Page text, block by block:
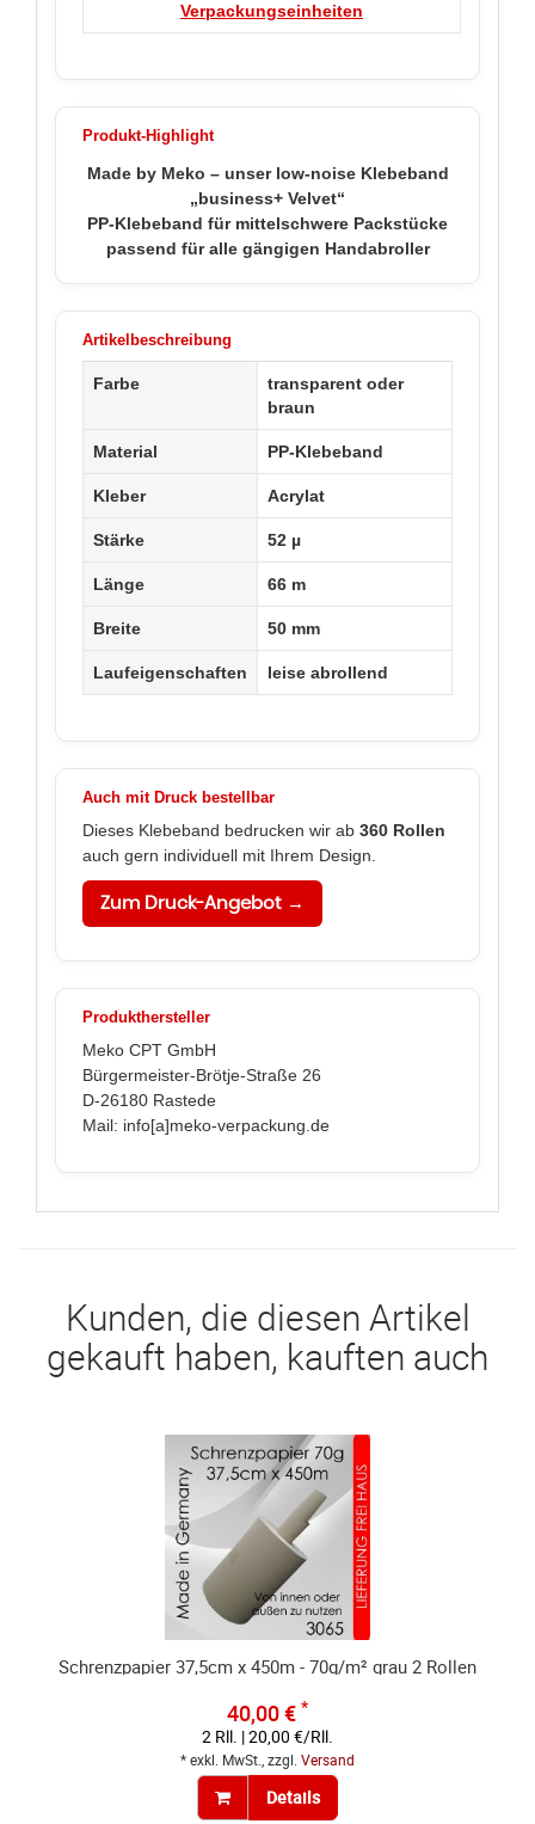
Verpackungseinheiten
Produkt-Highlight
Made by Meko – unser low-noise Klebeband
„business+ Velvet“
PP-Klebeband für mittelschwere Packstücke
passend für alle gängigen Handabroller
Artikelbeschreibung
Farbe
transparent oder
braun
Material PP-Klebeband
Kleber Acrylat
Stärke 52 µ
Länge 66 m
Breite 50 mm
Laufeigenschaften leise abrollend
Auch mit Druck bestellbar
Dieses Klebeband bedrucken wir ab 360 Rollen
auch gern individuell mit Ihrem Design.
Zum Druck-Angebot →
Produkthersteller
Meko CPT GmbH
Bürgermeister-Brötje-Straße 26
D-26180 Rastede
Mail: info[a]meko-verpackung.de
Kunden, die diesen Artikel
gekauft haben, kauften auch
Schrenzpapier 37,5cm x 450m - 70g/m² grau 2 Rollen
40,00 € *
2 Rll. | 20,00 €/Rll.
* exkl. MwSt., zzgl. Versand
Details